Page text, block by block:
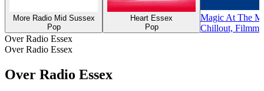
More Radio Mid Sussex
Pop
Heart Essex
Pop
Magic At The
Chillout,
Over Radio Essex
Over Radio Essex
Over Radio Essex